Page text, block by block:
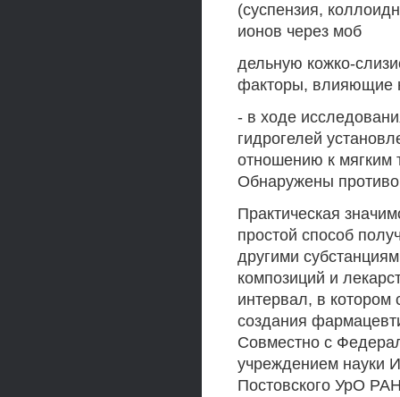
(суспензия,
ионов через моб
дельную кожко-
факторы, влияющие
- в ходе
гидрогелей
отношению к мягким
Обнаружены
Практическая
простой способ
другими
композиций и
интервал, в
создания
Совместно с
учреждением науки
Постовского УрО